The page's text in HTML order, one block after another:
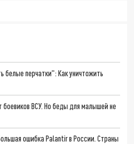
белые перчатки": Как уничтожить
боевиков ВСУ. Но беды для малышей не
ошибка Palantir в России. Страны